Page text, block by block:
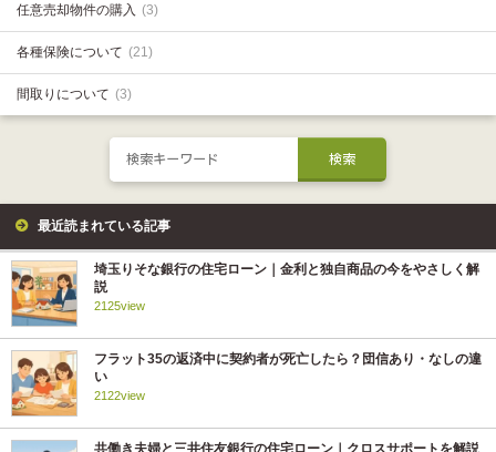
任意売却物件の購入 (3)
各種保険について (21)
間取りについて (3)
最近読まれている記事
埼玉りそな銀行の住宅ローン｜金利と独自商品の今をやさしく解
説
2125view
フラット35の返済中に契約者が死亡したら？団信あり・なしの違
い
2122view
共働き夫婦と三井住友銀行の住宅ローン｜クロスサポートを解説